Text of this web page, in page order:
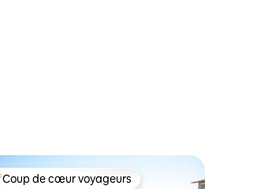
sur la base de 156 commentaires : 4,95 sur 5
de cœur voyageurs les plus appréciés
Coup de cœur voyageurs